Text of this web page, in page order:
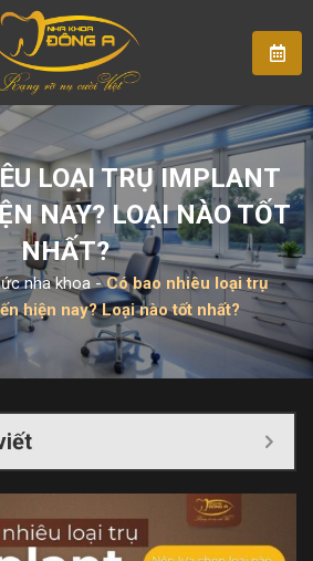
LOẠI TRỤ IMPLANT
NAY? LOẠI NÀO TỐT
NHẤT?
nha khoa-Có bao nhiêu loại trụ
hiện nay? Loại nào tốt nhất?